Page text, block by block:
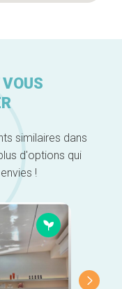
similaires dans
d'options qui
!